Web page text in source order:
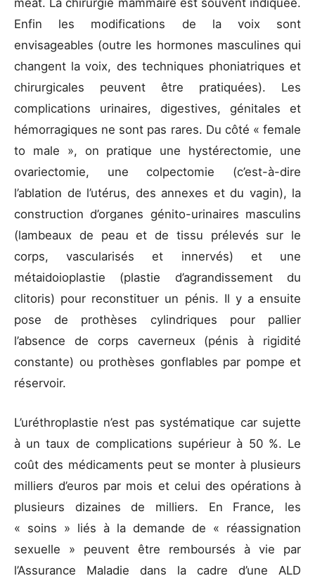
méat. La chirurgie mammaire est souvent indiquée.
Enfin les modifications de la voix sont
envisageables (outre les hormones masculines qui
changent la voix, des techniques phoniatriques et
chirurgicales peuvent être pratiquées). Les
complications urinaires, digestives, génitales et
hémorragiques ne sont pas rares. Du côté « female
to male », on pratique une hystérectomie, une
ovariectomie, une colpectomie (c’est-à-dire
l’ablation de l’utérus, des annexes et du vagin), la
construction d’organes génito-urinaires masculins
(lambeaux de peau et de tissu prélevés sur le
corps, vascularisés et innervés) et une
métaidoioplastie (plastie d’agrandissement du
clitoris) pour reconstituer un pénis. Il y a ensuite
pose de prothèses cylindriques pour pallier
l’absence de corps caverneux (pénis à rigidité
constante) ou prothèses gonflables par pompe et
réservoir.
L’uréthroplastie n’est pas systématique car sujette
à un taux de complications supérieur à 50 %. Le
coût des médicaments peut se monter à plusieurs
milliers d’euros par mois et celui des opérations à
plusieurs dizaines de milliers. En France, les
« soins » liés à la demande de « réassignation
sexuelle » peuvent être remboursés à vie par
l’Assurance Maladie dans la cadre d’une ALD